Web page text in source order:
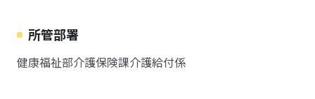
所管部署
健康福祉部介護保険課介護給付係